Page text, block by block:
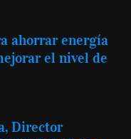
ahorrar energía
el nivel de
Director